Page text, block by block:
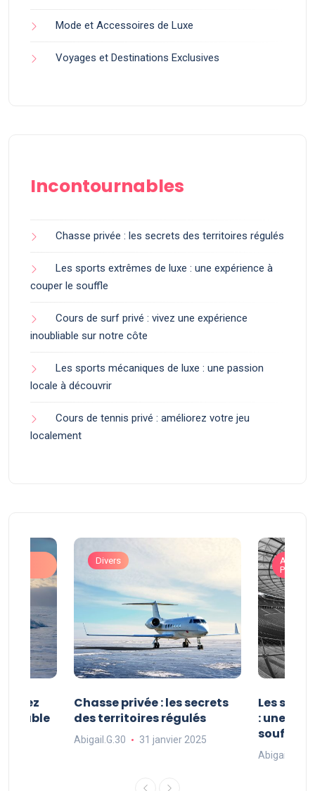
Mode et Accessoires de Luxe
Voyages et Destinations Exclusives
Incontournables
Chasse privée : les secrets des territoires régulés
Les sports extrêmes de luxe : une expérience à
couper le souffle
Cours de surf privé : vivez une expérience
inoubliable sur notre côte
Les sports mécaniques de luxe : une passion
locale à découvrir
Cours de tennis privé : améliorez votre jeu
localement
vivez
Divers
Chasse privée : les secrets
des territoires régulés
Abigail.G.30 31 janvier 2025
Art de
Les
: une
souffle
Abigail.G.30